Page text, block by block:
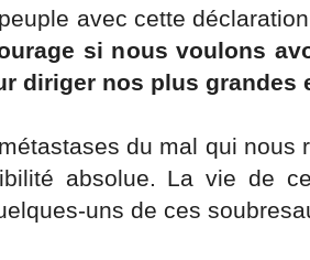
avec cette
si nous voulons
diriger nos plus grandes
du mal qui nous
absolue. La vie de
uns de ces